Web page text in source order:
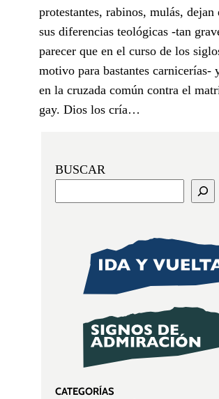
protestantes, rabinos, mulás, dejan
sus diferencias teológicas -tan
parecer que en el curso de los
motivo para bastantes carnicerías-
en la cruzada común contra el
gay. Dios los cría…
BUSCAR
CATEGORÍAS